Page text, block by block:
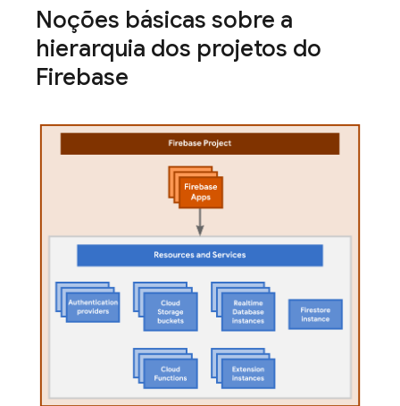
Noções básicas sobre a
hierarquia dos projetos do
Firebase